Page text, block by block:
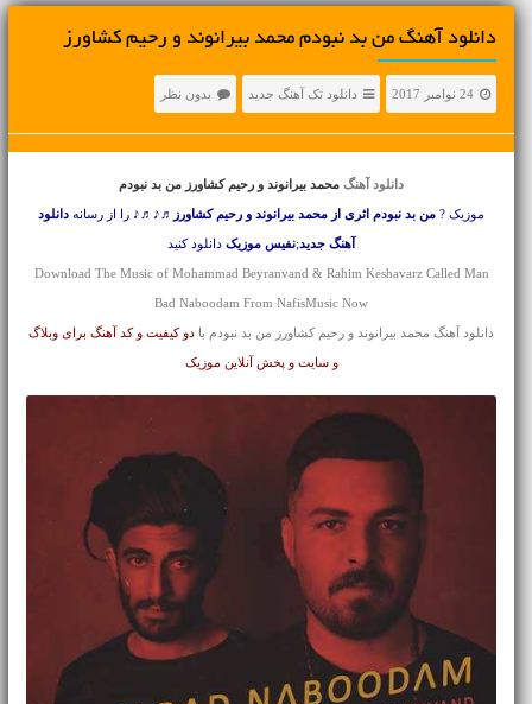
دانلود آهنگ من بد نبودم محمد بیرانوند و رحیم کشاورز
24 نوامبر 2017 دانلود تک آهنگ جدید بدون نظر
دانلود آهنگمحمد بیرانوند و رحیم کشاورز من بد نبودم
موزیک ? من بد نبودم اثری از محمد بیرانوند و رحیم کشاورز ♬♪♬♪ را از رسانه دانلود
آهنگ جدید;نفیس موزیکدانلود کنید
Download The Music of Mohammad Beyranvand & Rahim Keshavarz Called Man
Bad Naboodam From NafisMusic Now
دانلود آهنگ محمد بیرانوند و رحیم کشاورز من بد نبودم با دو کیفیت و کد آهنگ برای وبلاگ
و سایت و پخش آنلاین موزیک